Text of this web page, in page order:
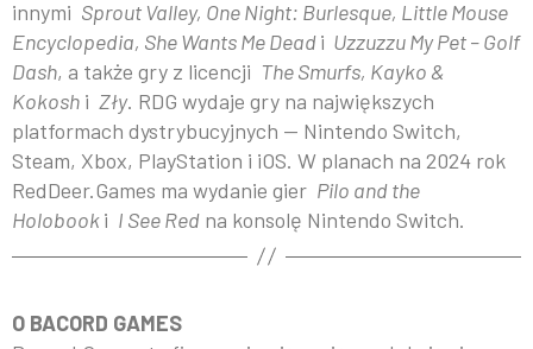
innymi Sprout Valley, One Night: Burlesque, Little Mouse
Encyclopedia, She Wants Me Deadi Uzzuzzu My Pet – Golf
Dash, a także gry z licencji The Smurfs, Kayko &
Kokosh i Zły. RDG wydaje gry na największych
platformach dystrybucyjnych — Nintendo Switch,
Steam, Xbox, PlayStation i iOS. W planach na 2024 rok
RedDeer.Games ma wydanie gier Pilo and the
Holobooki I See Red na konsolę Nintendo Switch.
O BACORD GAMES